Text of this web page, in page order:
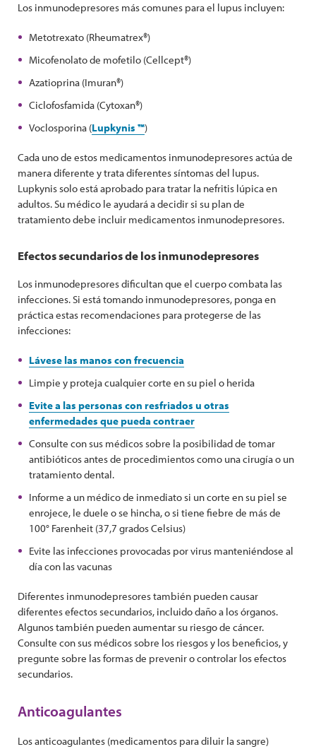
Los inmunodepresores más comunes para el lupus incluyen:
Metotrexato (Rheumatrex®)
Micofenolato de mofetilo (Cellcept®)
Azatioprina (Imuran®)
Ciclofosfamida (Cytoxan®)
Voclosporina (Lupkynis ™)
Cada uno de estos medicamentos inmunodepresores actúa de
manera diferente y trata diferentes síntomas del lupus.
Lupkynis solo está aprobado para tratar la nefritis lúpica en
adultos. Su médico le ayudará a decidir si su plan de
tratamiento debe incluir medicamentos inmunodepresores.
Efectos secundarios de los inmunodepresores
Los inmunodepresores dificultan que el cuerpo combata las
infecciones. Si está tomando inmunodepresores, ponga en
práctica estas recomendaciones para protegerse de las
infecciones:
Lávese las manos con frecuencia
Limpie y proteja cualquier corte en su piel o herida
Evite a las personas con resfriados u otras
enfermedades que pueda contraer
Consulte con sus médicos sobre la posibilidad de tomar
antibióticos antes de procedimientos como una cirugía o un
tratamiento dental.
Informe a un médico de inmediato si un corte en su piel se
enrojece, le duele o se hincha, o si tiene fiebre de más de
100° Farenheit (37,7 grados Celsius)
Evite las infecciones provocadas por virus manteniéndose al
día con las vacunas
Diferentes inmunodepresores también pueden causar
diferentes efectos secundarios, incluido daño a los órganos.
Algunos también pueden aumentar su riesgo de cáncer.
Consulte con sus médicos sobre los riesgos y los beneficios, y
pregunte sobre las formas de prevenir o controlar los efectos
secundarios.
Anticoagulantes
Los anticoagulantes (medicamentos para diluir la sangre)